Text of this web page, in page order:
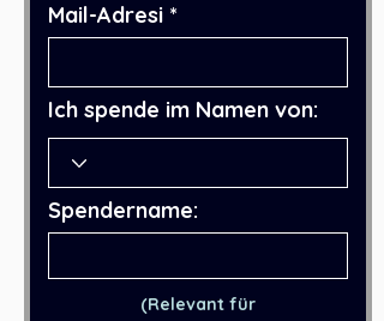
Mail-Adresi
Ich spende im Namen von:
Spendername:
(Relevant für